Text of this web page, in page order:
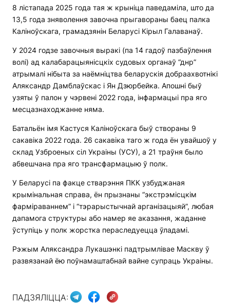
8 лістапада 2025 года тая ж крыніца паведаміла, што да
13,5 года зняволення завочна прыгавораны баец палка
Каліноўскага, грамадзянін Беларусі Кірыл Галаванаў.
У 2024 годзе завочныя выракі (па 14 гадоў пазбаўлення
волі) ад калабарацыянісцкіх судовых органаў “днр”
атрымалі нібыта за наёмніцтва беларускія добраахвотнікі
Аляксандр Дамблаўскас і Ян Дзюрбейка. Апошні быў
узяты ў палон у чэрвені 2022 года, інфармацыі пра яго
месцазнаходжанне няма.
Батальён імя Кастуся Каліноўскага быў створаны 9
сакавіка 2022 года. 26 сакавіка таго ж года ён увайшоў у
склад Узброеных сіл Украіны (УСУ), а 21 траўня было
абвешчана пра яго трансфармацыю ў полк.
У Беларусі па факце стварэння ПКК узбуджаная
крымінальная справа, ён прызнаны “экстрэмісцкім
фарміраваннем” і “тэрарыстычнай арганізацыяй”, любая
дапамога структуры або намер яе аказання, жаданне
ўступіць у полк жорстка пераследуецца ўладамі.
Рэжым Аляксандра Лукашэнкі падтрымлівае Маскву ў
развязанай ёю поўнамаштабнай вайне супраць Украіны.
ПАДЗЯЛІЦЦА: